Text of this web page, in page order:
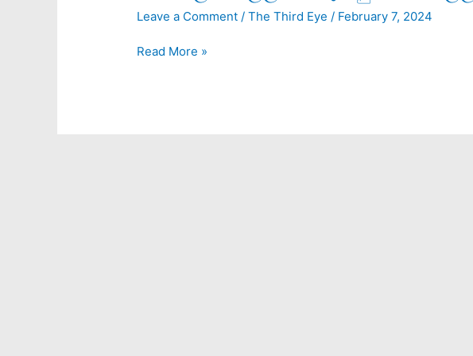
Leave a Comment /The Third Eye / February 7, 2024
හැංගිමුත්තං
Read More »